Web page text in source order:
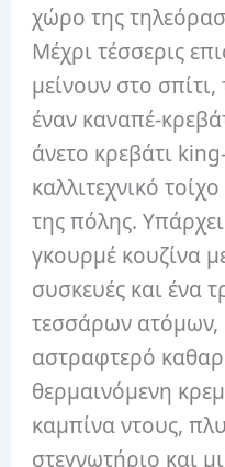
χώρο της
Μέχρι τέσσερις
μείνουν στο
έναν καναπέ-
άνετο κρεβάτι
καλλιτεχνικό
της πόλης.
γκουρμέ κουζίνα
συσκευές και ένα
τεσσάρων ατόμων,
αστραφτερό
θερμαινόμενη
καμπίνα ντους,
στεγνωτήριο και